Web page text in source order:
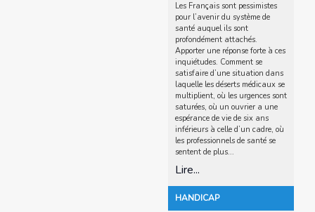
Les Français sont pessimistes
pour l’avenir du système de
santé auquel ils sont
profondément attachés.
Apporter une réponse forte à ces
inquiétudes. Comment se
satisfaire d’une situation dans
laquelle les déserts médicaux se
multiplient, où les urgences sont
saturées, où un ouvrier a une
espérance de vie de six ans
inférieurs à celle d’un cadre, où
les professionnels de santé se
sentent de plus...
Lire...
HANDICAP